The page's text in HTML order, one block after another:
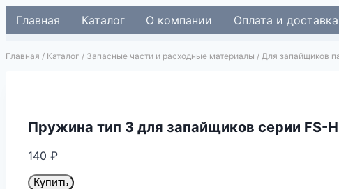
Перейти
Главная Каталог О компании Оплата и доставка
Главная / Каталог / Запасные части и расходные материалы / Для запайщиков
Пружина тип 3 для запайщиков серии FS-H
140 ₽
Купить